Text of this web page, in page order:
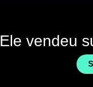
Ele vendeu